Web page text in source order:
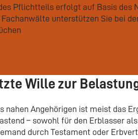
Pflichtteils erfolgt auf Basis des
unterstützen Sie bei
Wille zur
nahen Angehörigen ist meist das
– sowohl für den Erblasser
durch Testament oder